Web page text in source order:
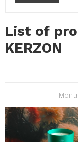
List of
KERZON